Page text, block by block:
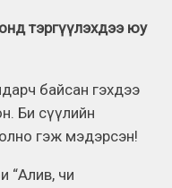
тэргүүлэхдээ юу
байсан гэхдээ
Би сүүлийн
гэж мэдэрсэн!
“Алив, чи